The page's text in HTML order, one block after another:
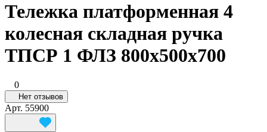
Тележка платформенная 4
колесная складная ручка
ТПСР 1 ФЛЗ 800x500x700
0
Нет отзывов
Арт. 55900